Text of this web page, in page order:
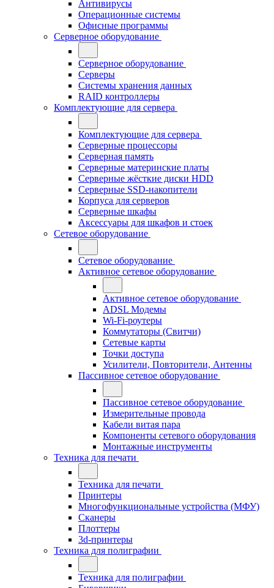
Антивирусы
Операционные системы
Офисные программы
Серверное оборудование
Серверное оборудование
Серверы
Системы хранения данных
RAID контроллеры
Комплектующие для сервера
Комплектующие для сервера
Серверные процессоры
Серверная память
Серверные материнские платы
Серверные жёсткие диски HDD
Серверные SSD-накопители
Корпуса для серверов
Серверные шкафы
Аксессуары для шкафов и стоек
Сетевое оборудование
Сетевое оборудование
Активное сетевое оборудование
Активное сетевое оборудование
ADSL Модемы
Wi-Fi-роутеры
Коммутаторы (Свитчи)
Сетевые карты
Точки доступа
Усилители, Повторители, Антенны
Пассивное сетевое оборудование
Пассивное сетевое оборудование
Измерительные провода
Кабели витая пара
Компоненты сетевого оборудования
Монтажные инструменты
Техника для печати
Техника для печати
Принтеры
Многофункциональные устройства (МФУ)
Сканеры
Плоттеры
3d-принтеры
Техника для полиграфии
Техника для полиграфии